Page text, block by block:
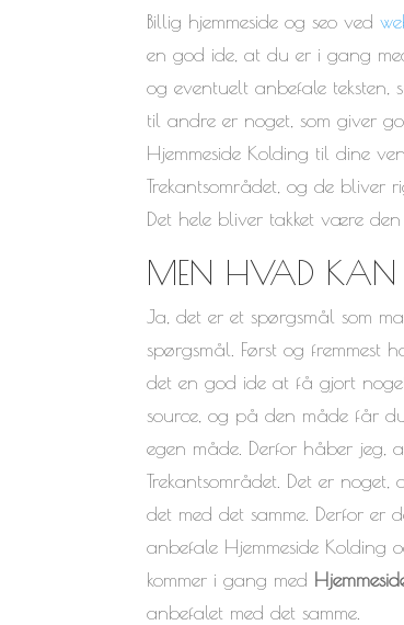
Billig hjemmeside og seo ved
en god ide, at du er i gang
og eventuelt anbefale
til andre er noget, som giver
Hjemmeside Kolding til dine
Trekantsområdet, og de
Det hele bliver takket være
MEN HVAD KAN
Ja, det er et spørgsmål som
spørgsmål. Først og fremmest
det en god ide at få gjort
source, og på den måde får
egen måde. Derfor håber jeg,
Trekantsområdet. Det er
det med det samme. Derfor
anbefale Hjemmeside
kommer i gang med
anbefalet med det samme.